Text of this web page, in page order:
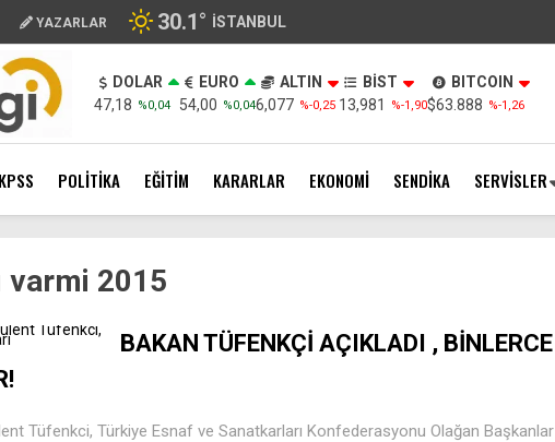
YAZARLAR 30.1° İSTANBUL
DOLAR
47,18 %0,04
EURO
54,00 %0,04
ALTIN
6,077 %-0,25
BİST
13,981
%-1,90
BITCOIN
$63.888 %-1,26
KPSS POLİTİKA EĞİTİM KARARLAR EKONOMİ SENDİKA SERVİSLER
varmi 2015
BAKAN TÜFENKÇİ AÇIKLADI , BİNLERCE
Tüfenkci, Türkiye Esnaf ve Sanatkarları Konfederasyonu Olağan Başkanlar